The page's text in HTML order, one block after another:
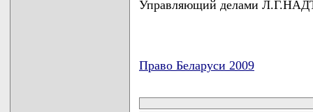
Управляющий делами
Право Беларуси 2009